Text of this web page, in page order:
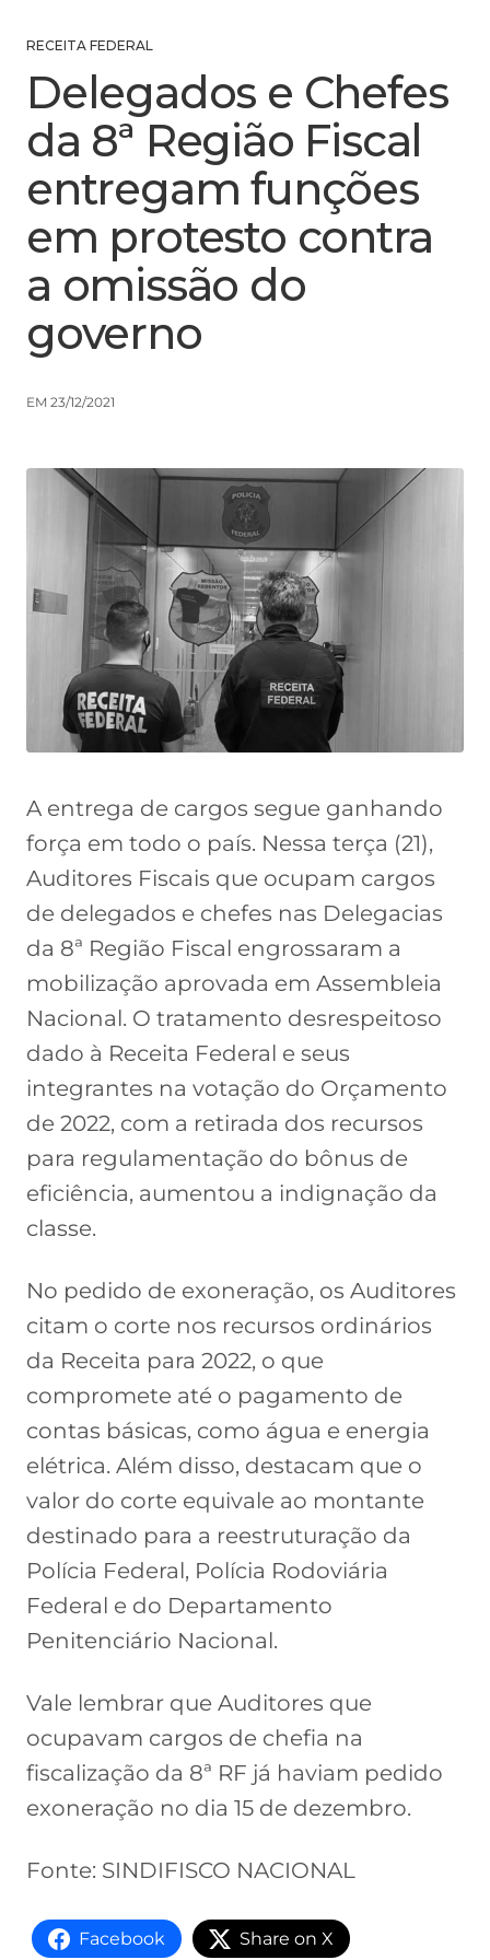
RECEITA FEDERAL
Delegados e Chefes
da 8ª Região Fiscal
entregam funções
em protesto contra
a omissão do
governo
EM 23/12/2021
A entrega de cargos segue ganhando
força em todo o país. Nessa terça (21),
Auditores Fiscais que ocupam cargos
de delegados e chefes nas Delegacias
da 8ª Região Fiscal engrossaram a
mobilização aprovada em Assembleia
Nacional. O tratamento desrespeitoso
dado à Receita Federal e seus
integrantes na votação do Orçamento
de 2022, com a retirada dos recursos
para regulamentação do bônus de
eficiência, aumentou a indignação da
classe.
No pedido de exoneração, os Auditores
citam o corte nos recursos ordinários
da Receita para 2022, o que
compromete até o pagamento de
contas básicas, como água e energia
elétrica. Além disso, destacam que o
valor do corte equivale ao montante
destinado para a reestruturação da
Polícia Federal, Polícia Rodoviária
Federal e do Departamento
Penitenciário Nacional.
Vale lembrar que Auditores que
ocupavam cargos de chefia na
fiscalização da 8ª RF já haviam pedido
exoneração no dia 15 de dezembro.
Fonte: SINDIFISCO NACIONAL
Facebook Share on X